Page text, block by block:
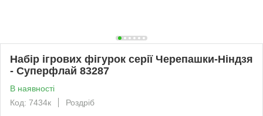
Набір ігрових фігурок серії Черепашки-Ніндзя
- Суперфлай 83287
В наявності
Код: 7434к
Роздріб